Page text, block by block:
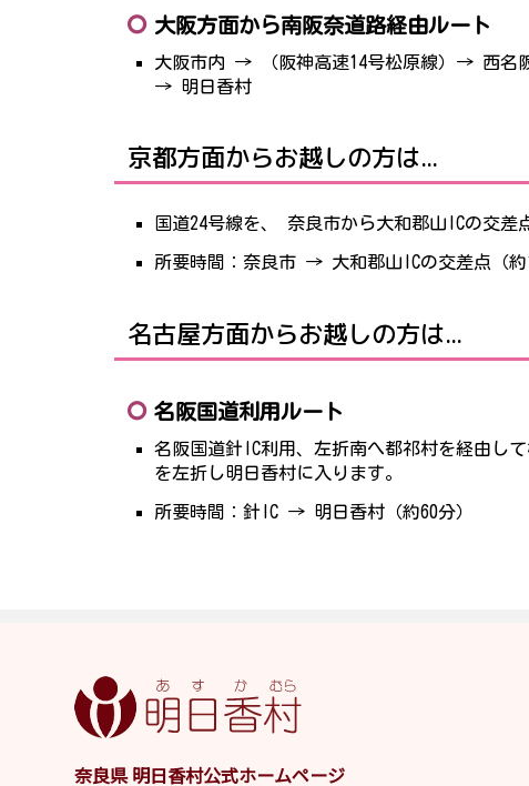
大阪方面から南阪奈道路経由ルート
大阪市内 → （阪神高速14号松原線）→ 西
→ 明日香村
京都方面からお越しの方は...
国道24号線を、 奈良市から大和郡山ICの交差
所要時間：奈良市 → 大和郡山ICの交差点（約
名古屋方面からお越しの方は...
名阪国道利用ルート
名阪国道針IC利用、左折南へ都祁村を経由し
を左折し明日香村に入ります。
所要時間：針IC → 明日香村（約60分）
奈良県 明日香村公式ホームページ